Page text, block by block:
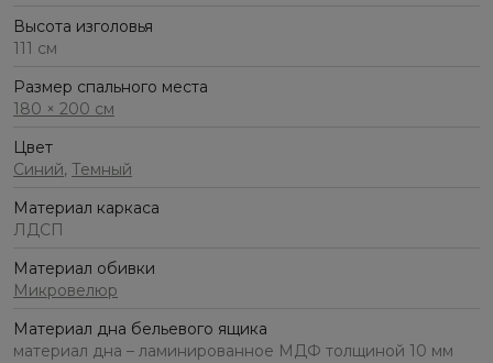
Высота изголовья
111 см
Размер спального места
180 × 200 см
Цвет
Синий, Темный
Материал каркаса
ЛДСП
Материал обивки
Микровелюр
Материал дна бельевого ящика
материал дна – ламинированное МДФ толщиной 10 мм